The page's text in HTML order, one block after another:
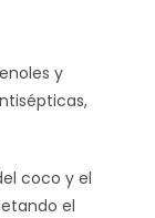
y
coco y el
el